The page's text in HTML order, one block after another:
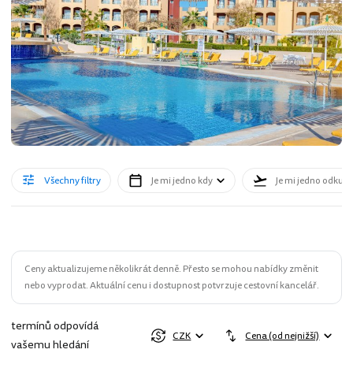
Všechny filtry Je mi jedno kdy Je mi jedno odkud
Ceny aktualizujeme několikrát denně. Přesto se mohou nabídky změnit
nebo vyprodat. Aktuální cenu i dostupnost potvrzuje cestovní kancelář.
termínů odpovídá
vašemu hledání
CZK Cena (od nejnižší)